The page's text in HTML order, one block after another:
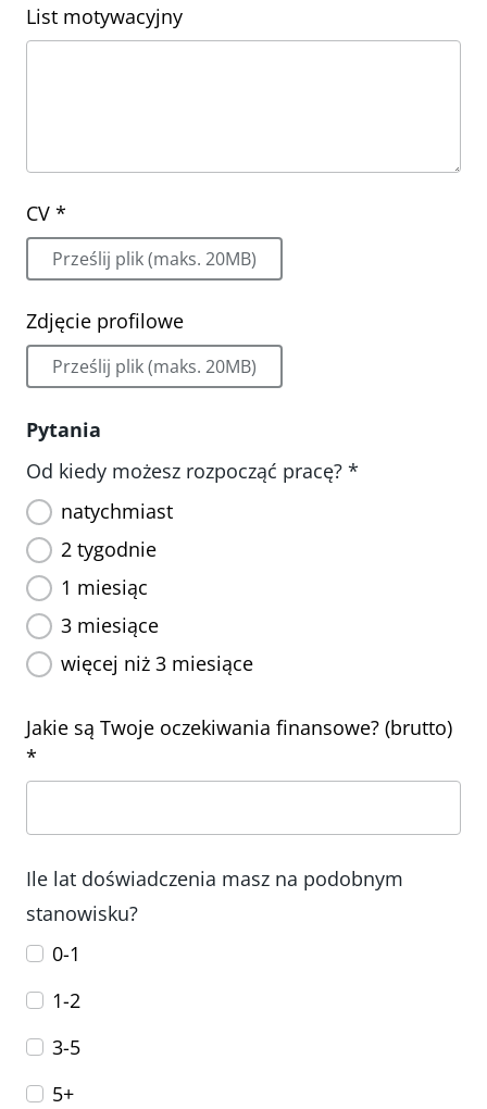
List motywacyjny
CV *
Prześlij plik (maks. 20MB)
Zdjęcie profilowe
Prześlij plik (maks. 20MB)
Pytania
Od kiedy możesz rozpocząć pracę? *
natychmiast
2 tygodnie
1 miesiąc
3 miesiące
więcej niż 3 miesiące
Jakie są Twoje oczekiwania finansowe? (brutto)
*
Ile lat doświadczenia masz na podobnym
stanowisku?
0-1
1-2
3-5
5+